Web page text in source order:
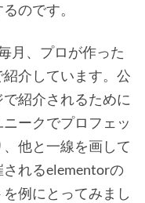
のです。
月、プロが作った
介しています。公
紹介されるために
ークでプロフェッ
他と一線を画して
れるelementorの
例にとってみまし